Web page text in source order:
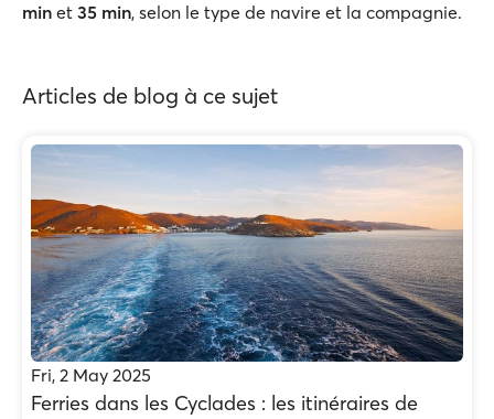
min et 35 min, selon le type de navire et la compagnie.
Articles de blog à ce sujet
Fri, 2 May 2025
Ferries dans les Cyclades : les itinéraires de